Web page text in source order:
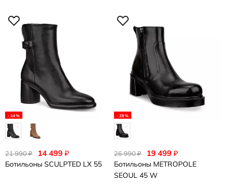
-34%
14 499 ₽
21 990₽
Ботильоны SCULPTED LX 55
-28%
19 499 ₽
26 990₽
Ботильоны METROPOLE
SEOUL 45 W